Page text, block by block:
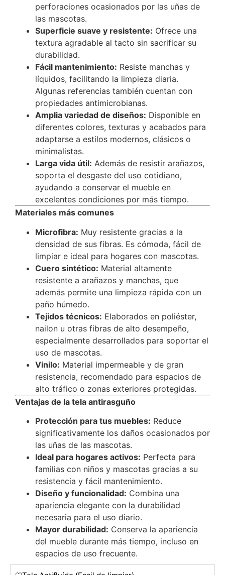
perforaciones ocasionados por las uñas de
las mascotas.
Superficie suave y resistente: Ofrece una
textura agradable al tacto sin sacrificar su
durabilidad.
Fácil mantenimiento: Resiste manchas y
líquidos, facilitando la limpieza diaria.
Algunas referencias también cuentan con
propiedades antimicrobianas.
Amplia variedad de diseños: Disponible en
diferentes colores, texturas y acabados para
adaptarse a estilos modernos, clásicos o
minimalistas.
Larga vida útil: Además de resistir arañazos,
soporta el desgaste del uso cotidiano,
ayudando a conservar el mueble en
excelentes condiciones por más tiempo.
Materiales más comunes
Microfibra: Muy resistente gracias a la
densidad de sus fibras. Es cómoda, fácil de
limpiar e ideal para hogares con mascotas.
Cuero sintético: Material altamente
resistente a arañazos y manchas, que
además permite una limpieza rápida con un
paño húmedo.
Tejidos técnicos: Elaborados en poliéster,
nailon u otras fibras de alto desempeño,
especialmente desarrollados para soportar el
uso de mascotas.
Vinilo: Material impermeable y de gran
resistencia, recomendado para espacios de
alto tráfico o zonas exteriores protegidas.
Ventajas de la tela antirasguño
Protección para tus muebles: Reduce
significativamente los daños ocasionados por
las uñas de las mascotas.
Ideal para hogares activos: Perfecta para
familias con niños y mascotas gracias a su
resistencia y fácil mantenimiento.
Diseño y funcionalidad: Combina una
apariencia elegante con la durabilidad
necesaria para el uso diario.
Mayor durabilidad: Conserva la apariencia
del mueble durante más tiempo, incluso en
espacios de uso frecuente.